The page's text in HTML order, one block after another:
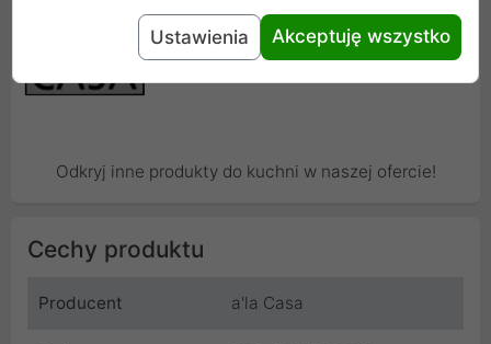
Odkryj inne produkty do kuchni w naszej ofercie!
Cechy produktu
Producent a'la Casa
Ustawienia Akceptuję wszystko